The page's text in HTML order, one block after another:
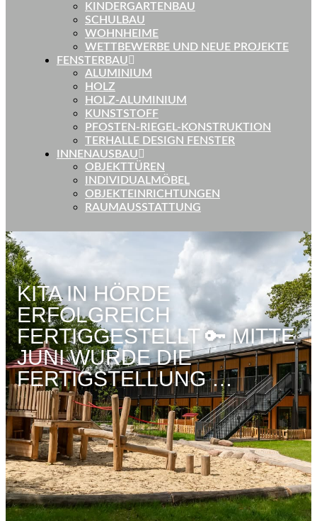
KINDERGARTENBAU
SCHULBAU
WOHNHEIME
WETTBEWERBE UND NEUE PROJEKTE
FENSTERBAU
ALUMINIUM
HOLZ
HOLZ-ALUMINIUM
KUNSTSTOFF
PFOSTEN-RIEGEL-KONSTRUKTION
TERHALLE DESIGN FENSTER
INNENAUSBAU
OBJEKTTÜREN
INDIVIDUALMÖBEL
OBJEKTEINRICHTUNGEN
RAUMAUSSTATTUNG
KITA IN HÖRDE
ERFOLGREICH
FERTIGGESTELLT 🔑 MITTE
JUNI WURDE DIE
FERTIGSTELLUNG …